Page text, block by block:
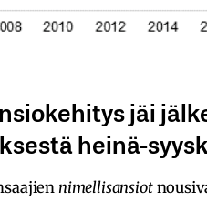
jäi
heinä-
nimellisansiot